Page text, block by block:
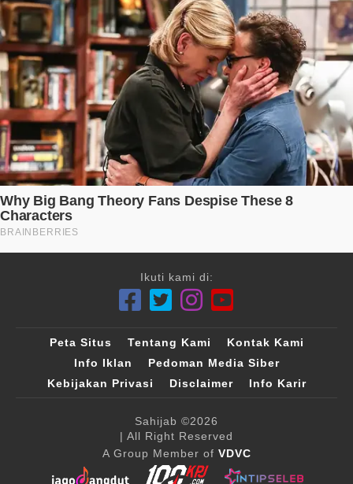
Ikuti kami di:
Peta Situs Tentang Kami
Kontak Kami
Info Iklan
Pedoman Media Siber
Kebijakan Privasi
Disclaimer Info Karir
Sahijab ©2026
| All Right Reserved
A Group Member of VDVC